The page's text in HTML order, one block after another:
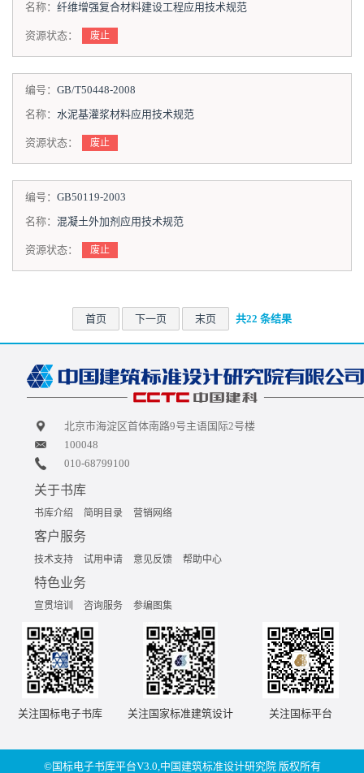
名称： 纤维增强复合材料建设工程应用技术规范
资源状态： 废止
编号： GB/T50448-2008
名称： 水泥基灌浆材料应用技术规范
资源状态： 废止
编号： GB50119-2003
名称： 混凝土外加剂应用技术规范
资源状态： 废止
首页 下一页 末页 共22 条结果
北京市海淀区首体南路9号主语国际2号楼
100048
010-68799100
关于书库
书库介绍 简明目录 营销网络
客户服务
技术支持 试用申请 意见反馈 帮助中心
特色业务
宣贯培训 咨询服务 参编图集
关注国标电子书库 关注国家标准建筑设计 关注国标平台
©国标电子书库平台V3.0,中国建筑标准设计研究院 版权所有